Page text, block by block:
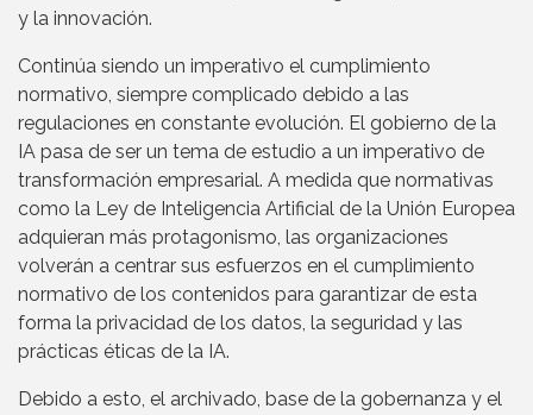
y la innovación.
Continúa siendo un imperativo el cumplimiento
normativo, siempre complicado debido a las
regulaciones en constante evolución. El gobierno de la
IA pasa de ser un tema de estudio a un imperativo de
transformación empresarial. A medida que normativas
como la Ley de Inteligencia Artificial de la Unión Europea
adquieran más protagonismo, las organizaciones
volverán a centrar sus esfuerzos en el cumplimiento
normativo de los contenidos para garantizar de esta
forma la privacidad de los datos, la seguridad y las
prácticas éticas de la IA.
Debido a esto, el archivado, base de la gobernanza y el